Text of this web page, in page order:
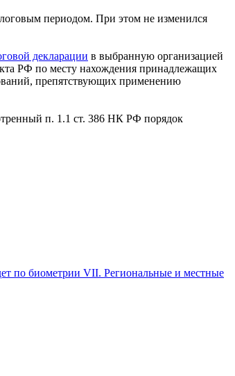
периодом. При этом не изменился
декларации в выбранную организацией
РФ по месту нахождения принадлежащих
препятствующих применению
п. 1.1 ст. 386 НК РФ порядок
по биометрии VII. Региональные и местные